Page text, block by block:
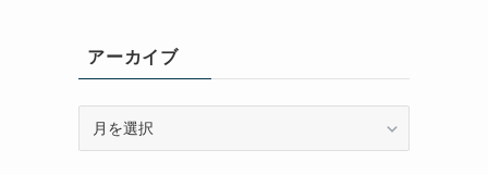
アーカイブ